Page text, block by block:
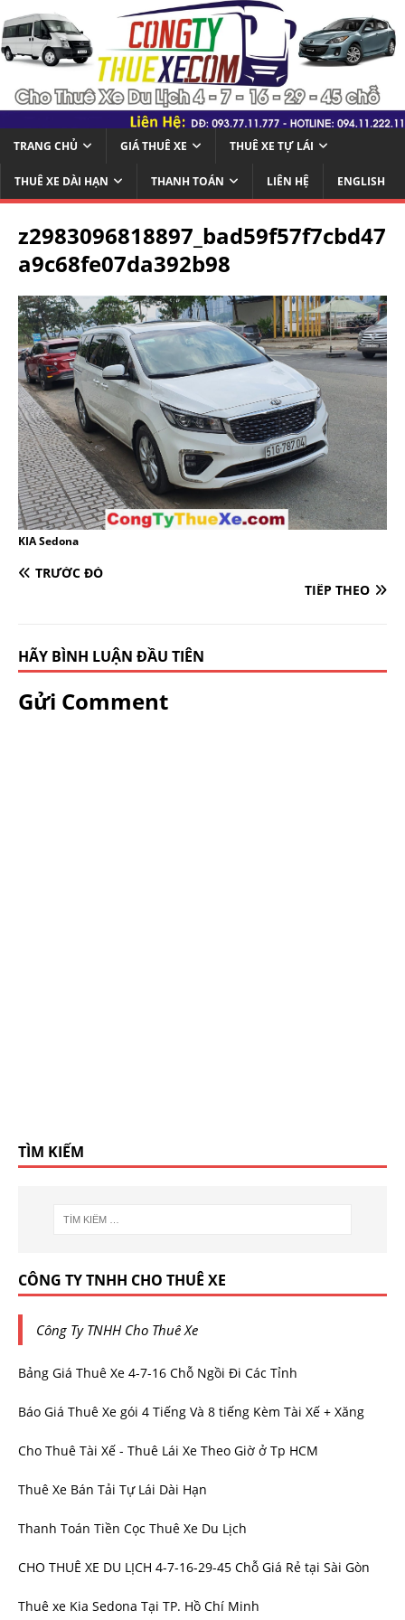
TRANG CHỦ GIÁ THUÊ XE THUÊ XE TỰ LÁI
THUÊ XE DÀI HẠN THANH TOÁN LIÊN HỆ ENGLISH
z2983096818897_bad59f57f7cbd47
a9c68fe07da392b98
KIA Sedona
TRƯỚC ĐÓ
TIẾP THEO
HÃY BÌNH LUẬN ĐẦU TIÊN
Gửi Comment
TÌM KIẾM
CÔNG TY TNHH CHO THUÊ XE
Công Ty TNHH Cho Thuê Xe
Bảng Giá Thuê Xe 4-7-16 Chỗ Ngồi Đi Các Tỉnh
Báo Giá Thuê Xe gói 4 Tiếng Và 8 tiếng Kèm Tài Xế + Xăng
Cho Thuê Tài Xế - Thuê Lái Xe Theo Giờ ở Tp HCM
Thuê Xe Bán Tải Tự Lái Dài Hạn
Thanh Toán Tiền Cọc Thuê Xe Du Lịch
CHO THUÊ XE DU LỊCH 4-7-16-29-45 Chỗ Giá Rẻ tại Sài Gòn
Thuê xe Kia Sedona Tại TP. Hồ Chí Minh